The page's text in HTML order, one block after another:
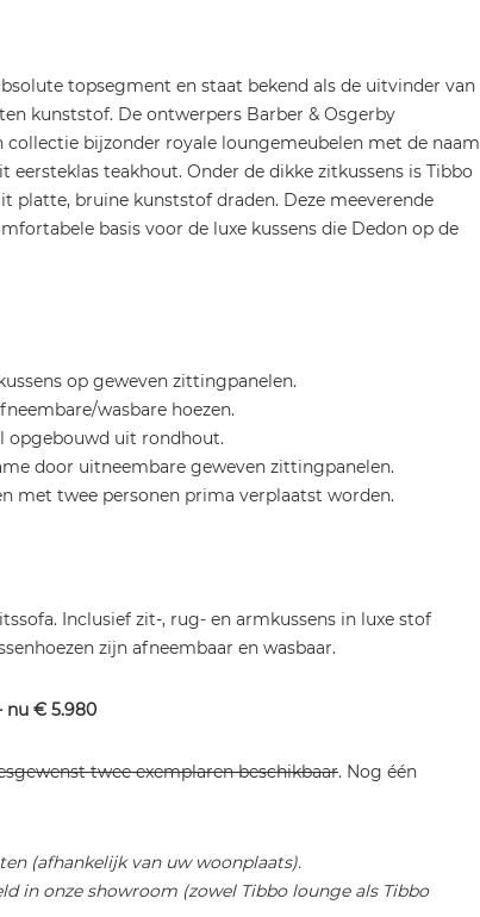
topsegment en staat bekend als de uitvinder van
kunststof. De ontwerpers Barber & Osgerby
bijzonder royale loungemeubelen met de naam
eersteklas teakhout. Onder de dikke zitkussens is Tibbo
platte, bruine kunststof draden. Deze meeverende
basis voor de luxe kussens die Dedon op de
op geweven zittingpanelen.
wasbare hoezen.
opgebouwd uit rondhout.
door uitneembare geweven zittingpanelen.
met twee personen prima verplaatst worden.
Inclusief zit-, rug- en armkussens in luxe stof
zijn afneembaar en wasbaar.
nu € 5.980
twee exemplaren beschikbaar. Nog één
(afhankelijk van uw woonplaats).
in onze showroom (zowel Tibbo lounge als Tibbo